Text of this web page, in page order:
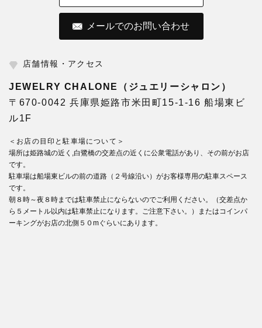
メールでのお問い合わせ
店舗情報・アクセス
JEWELRY CHALONE（ジュエリーシャロン）
〒670-0042 兵庫県姫路市米田町15-1-16 船場東ビ
ル1F
＜お店の目印と駐車場について＞
場所は姫路城の近く,白鷺橋の交差点の近くに公衆電話があり、その前がお店
です。
駐車場は船場東ビルの前の道路（２号線沿い）がお客様専用の駐車スペース
です。
朝８時～夜８時までは駐車禁止にならないのでご利用ください。（交差点か
ら５メートル以内は駐車禁止になります。ご注意下さい。）またはコインパ
ーキングがお店の北側５０mぐらいにあります。